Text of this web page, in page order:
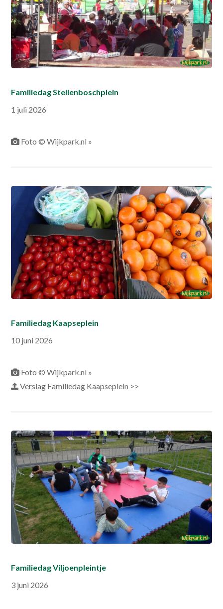
Familiedag Stellenboschplein
1 juli 2026
Foto © Wijkpark.nl »
Familiedag Kaapseplein
10 juni 2026
Foto © Wijkpark.nl »
Verslag Familiedag Kaapseplein >>
Familiedag Viljoenpleintje
3 juni 2026